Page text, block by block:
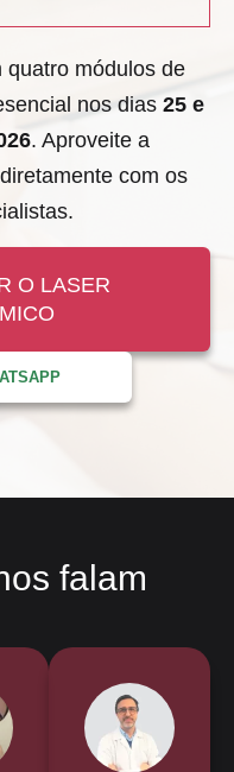
quatro módulos de
nos dias 25 e
. Aproveite a
com os
O LASER
falam